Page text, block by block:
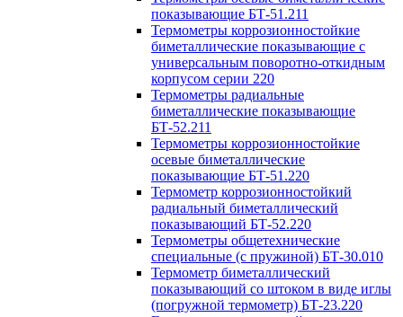
показывающие БТ-51.211
Термометры коррозионностойкие
биметаллические показывающие с
универсальным поворотно-откидным
корпусом серии 220
Термометры радиальные
биметаллические показывающие
БТ-52.211
Термометры коррозионностойкие
осевые биметаллические
показывающие БТ-51.220
Термометр коррозионностойкий
радиальный биметаллический
показывающий БТ-52.220
Термометры общетехнические
специальные (с пружиной) БТ-30.010
Термометр биметаллический
показывающий со штоком в виде иглы
(погружной термометр) БТ-23.220